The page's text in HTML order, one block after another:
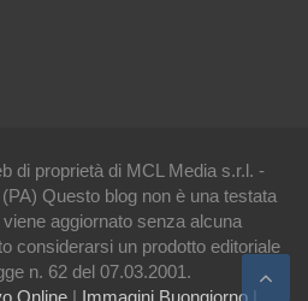
di proprietà di MCL Media s.r.l. -
Questo blog non è una testata
aggiornato senza alcuna
considerarsi un prodotto editoriale
n. 62 del 07.03.2001.
Online| Immagini Buongiorno|